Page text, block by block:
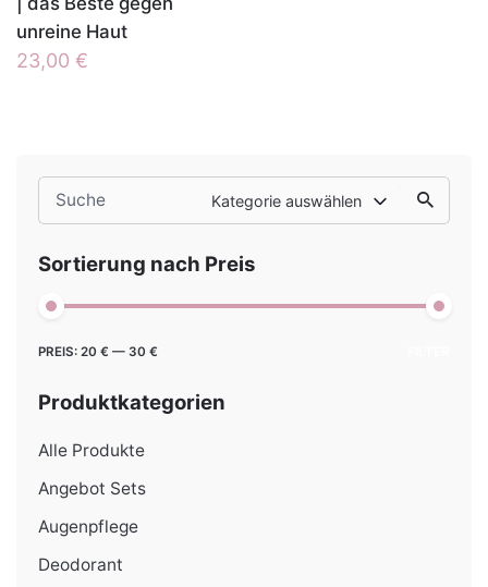
Search
for
Kategorie auswählen
Sortierung nach Preis
Min.
Max.
PREIS: 20 € — 30 €
Produktkategorien
Alle Produkte
Angebot Sets
Augenpflege
Deodorant
unreine Haut
23,00 €